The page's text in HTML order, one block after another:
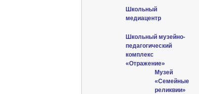
Школьный
медиацентр
Школьный музейно-
педагогический
комплекс
«Отражение»
Музей
«Семейные
реликвии»